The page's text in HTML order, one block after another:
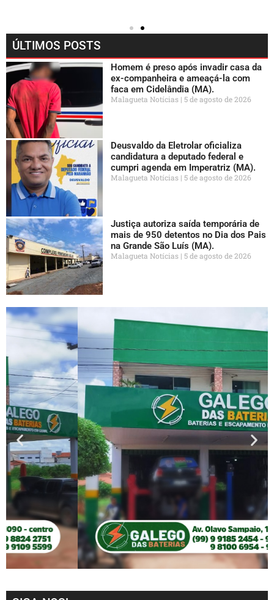
ÚLTIMOS POSTS
Homem é preso após invadir casa da
ex-companheira e ameaçá-la com
faca em Cidelândia (MA).
Malagueta Notícias 5 de agosto de 2026
Deusvaldo da Eletrolar oficializa
candidatura a deputado federal e
cumpri agenda em Imperatriz (MA).
Malagueta Notícias 5 de agosto de 2026
Justiça autoriza saída temporária de
mais de 950 detentos no Dia dos Pais
na Grande São Luís (MA).
Malagueta Notícias 5 de agosto de 2026